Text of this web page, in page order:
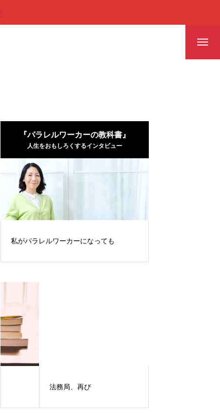
『パラレルワーカーの教科書』
人生をおもしろくするインタビュー
私がパラレルワーカーになっても
法務局、再び